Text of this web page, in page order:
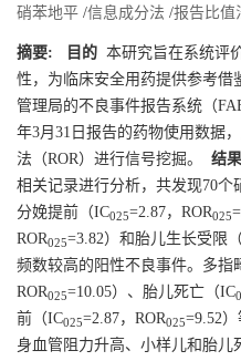
硝苯地平 /信息成分法 /报告比值
摘要: 目的 本研究旨在系统评
性，为临床安全用药提供参考借
管理局的不良事件报告系统（
年3月31日报告的药物使用数据
法（ROR）进行信号挖掘。
结果
相关记录进行分析，共发现70个
分娩提前（IC025=2.87，ROR025
ROR025=3.82）和胎儿生长受限
频数较高的阳性不良事件。多指
ROR025=10.05）、胎儿死亡（IC
前（IC025=2.87，ROR025=9.52
身血管阻力升高、小样儿和胎